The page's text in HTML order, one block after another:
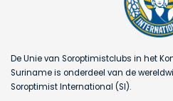
De Unie van Soroptimistclubs in het
Suriname is onderdeel van de
Soroptimist International (SI).